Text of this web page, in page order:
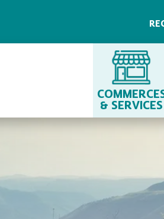
& SERVICES